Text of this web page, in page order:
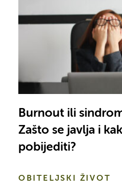
Burnout ili
Zašto se javlja i
pobijediti?
OBITELJSKI ŽIVOT